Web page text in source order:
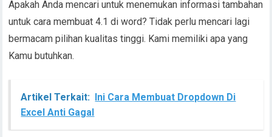
Apakah Anda mencari untuk menemukan informasi tambahan
untuk cara membuat 4.1 di word? Tidak perlu mencari lagi
bermacam pilihan kualitas tinggi. Kami memiliki apa yang
Kamu butuhkan.
Artikel Terkait:
Ini Cara Membuat Dropdown Di
Excel Anti Gagal